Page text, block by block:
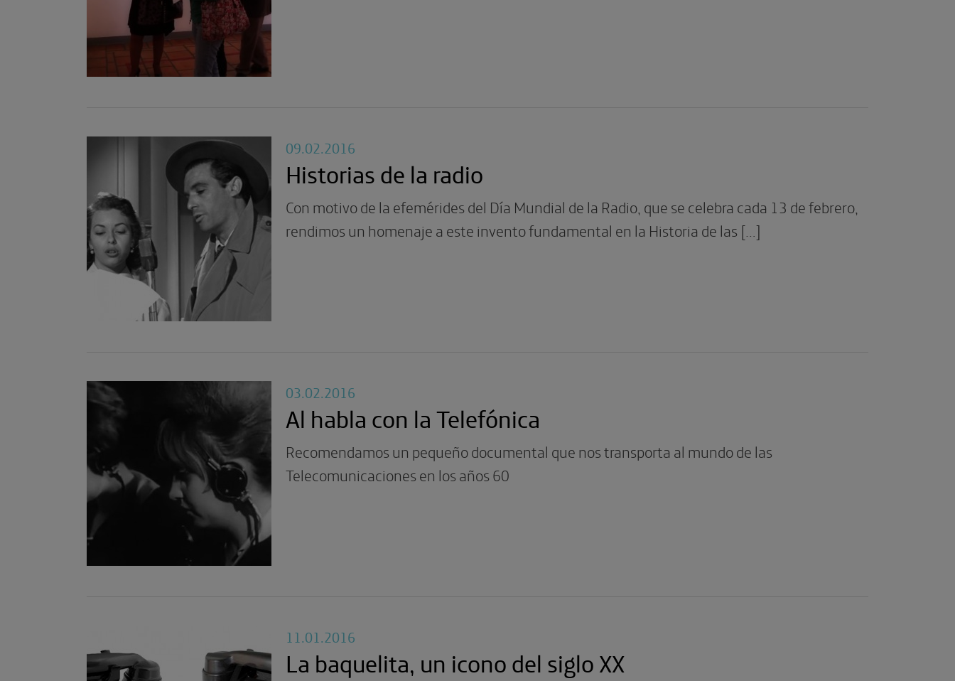
09.02.2016
Historias de la radio
Con motivo de la efemérides del Día Mundial de la Radio, que se celebra cada 13 de febrero,
rendimos un homenaje a este invento fundamental en la Historia de las […]
03.02.2016
Al habla con la Telefónica
Recomendamos un pequeño documental que nos transporta al mundo de las
Telecomunicaciones en los años 60
11.01.2016
La baquelita, un icono del siglo XX